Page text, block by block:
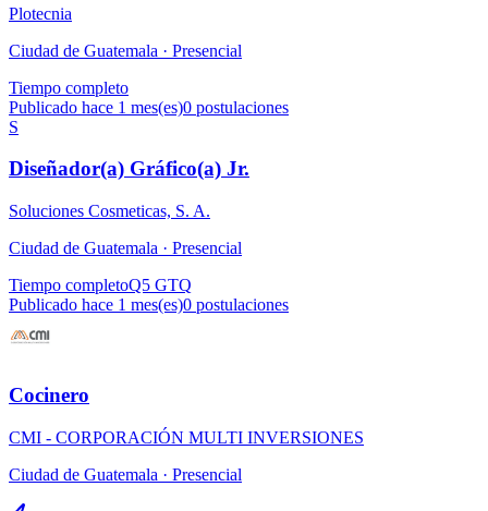
Plotecnia
Ciudad de Guatemala · Presencial
Tiempo completo
Publicado hace 1 mes(es)0 postulaciones
S
Diseñador(a) Gráfico(a) Jr.
Soluciones Cosmeticas, S. A.
Ciudad de Guatemala · Presencial
Tiempo completoQ5 GTQ
Publicado hace 1 mes(es)0 postulaciones
Cocinero
CMI - CORPORACIÓN MULTI INVERSIONES
Ciudad de Guatemala · Presencial